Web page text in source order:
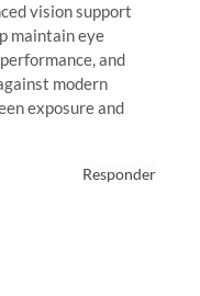
vision support
maintain eye
and
modern
exposure and
Responder